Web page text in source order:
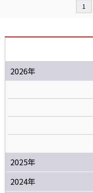
1
2026年
2025年
2024年